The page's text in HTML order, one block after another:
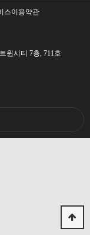
스이용약관
윈시티 7층, 711호